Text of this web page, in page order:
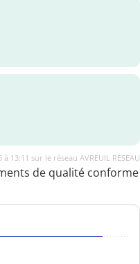
13:11 sur le réseau AVREUIL RESEAU
de qualité conforme